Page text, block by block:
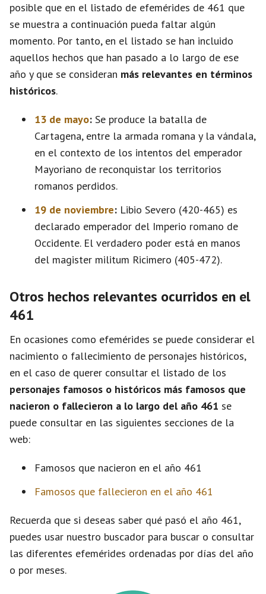
posible que en el listado de efemérides de 461 que
se muestra a continuación pueda faltar algún
momento. Por tanto, en el listado se han incluido
aquellos hechos que han pasado a lo largo de ese
año y que se consideran más relevantes en términos
históricos.
13 de mayo: Se produce la batalla de
Cartagena, entre la armada romana y la vándala,
en el contexto de los intentos del emperador
Mayoriano de reconquistar los territorios
romanos perdidos.
19 de noviembre: Libio Severo (420-465) es
declarado emperador del Imperio romano de
Occidente. El verdadero poder está en manos
del magister militum Ricimero (405-472).
Otros hechos relevantes ocurridos en el
461
En ocasiones como efemérides se puede considerar el
nacimiento o fallecimiento de personajes históricos,
en el caso de querer consultar el listado de los
personajes famosos o históricos más famosos que
nacieron o fallecieron a lo largo del año 461 se
puede consultar en las siguientes secciones de la
web:
Famosos que nacieron en el año 461
Famosos que fallecieron en el año 461
Recuerda que si deseas saber qué pasó el año 461,
puedes usar nuestro buscador para buscar o consultar
las diferentes efemérides ordenadas por días del año
o por meses.